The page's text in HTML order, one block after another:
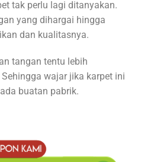
tak perlu lagi ditanyakan.
yang dihargai hingga
dan kualitasnya.
tangan tentu lebih
wajar jika karpet ini
buatan pabrik.